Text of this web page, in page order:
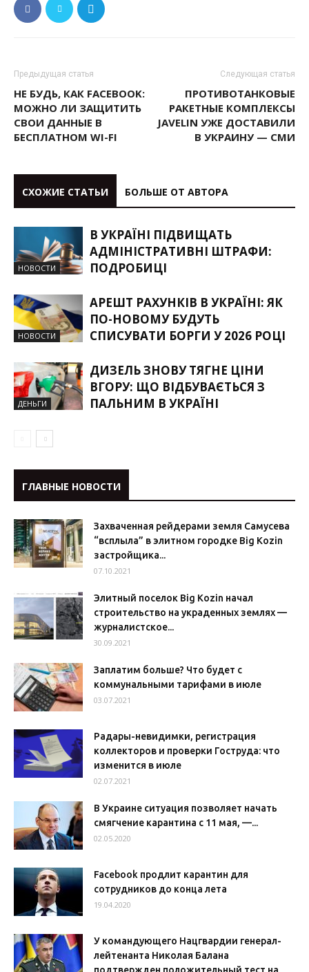
Предыдущая статья
НЕ БУДЬ, КАК FACEBOOK:
МОЖНО ЛИ ЗАЩИТИТЬ
СВОИ ДАННЫЕ В
БЕСПЛАТНОМ WI-FI
Следующая статья
ПРОТИВОТАНКОВЫЕ
РАКЕТНЫЕ КОМПЛЕКСЫ
JAVELIN УЖЕ ДОСТАВИЛИ
В УКРАИНУ — СМИ
СХОЖИЕ СТАТЬИ БОЛЬШЕ ОТ АВТОРА
НОВОСТИ
В УКРАЇНІ ПІДВИЩАТЬ
АДМІНІСТРАТИВНІ ШТРАФИ:
ПОДРОБИЦІ
НОВОСТИ
АРЕШТ РАХУНКІВ В УКРАЇНІ: ЯК
ПО-НОВОМУ БУДУТЬ
СПИСУВАТИ БОРГИ У 2026 РОЦІ
ДЕНЬГИ
ДИЗЕЛЬ ЗНОВУ ТЯГНЕ ЦІНИ
ВГОРУ: ЩО ВІДБУВАЄТЬСЯ З
ПАЛЬНИМ В УКРАЇНІ
ГЛАВНЫЕ НОВОСТИ
Захваченная рейдерами земля Самусева
“всплыла” в элитном городке Big Kozin
застройщика...
07.10.2021
Элитный поселок Big Kozin начал
строительство на украденных землях —
журналистское...
30.09.2021
Заплатим больше? Что будет с
коммунальными тарифами в июле
03.07.2021
Радары-невидимки, регистрация
коллекторов и проверки Гоструда: что
изменится в июле
02.07.2021
В Украине ситуация позволяет начать
смягчение карантина с 11 мая, —...
02.05.2020
Facebook продлит карантин для
сотрудников до конца лета
19.04.2020
У командующего Нацгвардии генерал-
лейтенанта Николая Балана